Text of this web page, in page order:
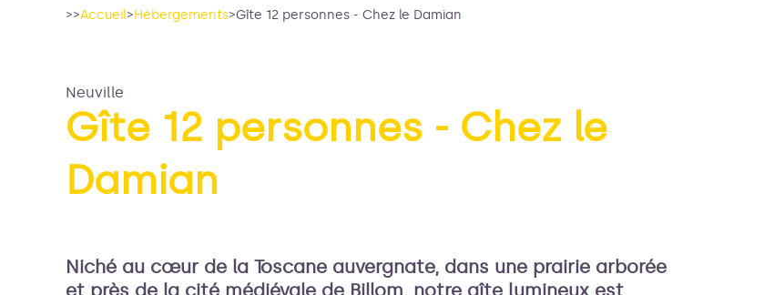
>>Accueil>Hébergements>Gîte 12 personnes - Chez le Damian
Neuville
Gîte 12 personnes - Chez le
Damian
Niché au cœur de la Toscane auvergnate, dans une prairie arborée
et près de la cité médiévale de Billom, notre gîte lumineux est